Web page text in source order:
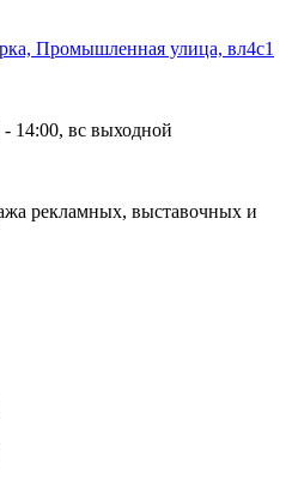
Промышленная улица, вл4с1
14:00, вс выходной
рекламных, выставочных и